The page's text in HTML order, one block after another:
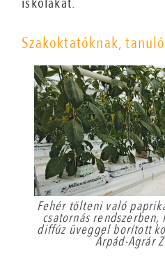
Szakoktatóknak,
Fehér tölteni való
csatornás
diffúz üveggel borított
Árpád-Agrár